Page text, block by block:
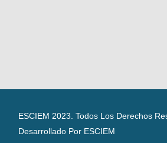
ESCIEM 2023. Todos Los Derechos
Desarrollado Por ESCIEM